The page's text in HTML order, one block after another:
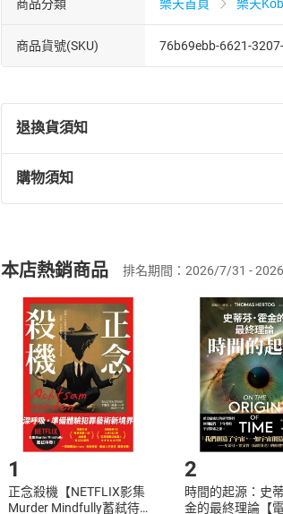
商品分類 樂天首頁 樂天
商品貨號(SKU) 76b69ebb-6621-
退換貨須知
退換貨規定：
(一)依消費者保護法第19條第1項後段
(二)消費者訂購本店鋪之商品即代表
且已下載/存取電子書，不得請求退貨
退貨方式：您欲取消訂單或辦理退貨
貨」，本店鋪將依您的申請進行審核，
請注意，樂天市場須以整筆訂單為單
購物須知
挑選商品
Choose
放入
購書後，如何開始使用？
Step1.選擇閱讀載具
本店熱銷商品 排名期間：2026/7/31 -
1
正念殺機【NETFLIX影集
Murder Mindfully蓄弒待
2
時間的起源：史
金的最終理論【電